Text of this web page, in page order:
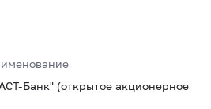
Банк" (открытое акционерное